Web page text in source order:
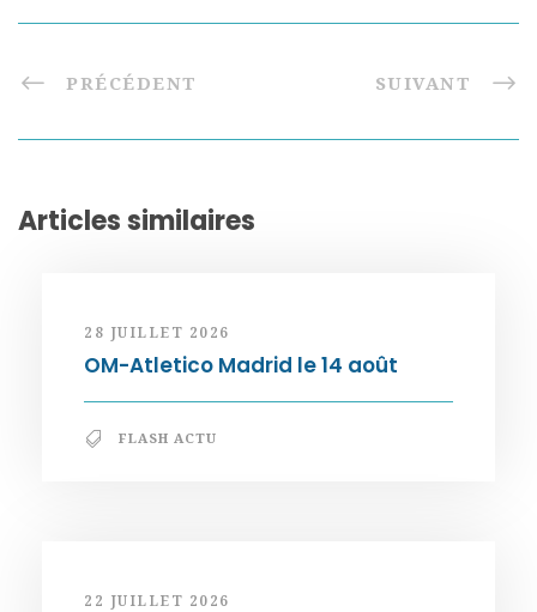
PRÉCÉDENT SUIVANT
Articles similaires
28 JUILLET 2026
OM-Atletico Madrid le 14 août
FLASH ACTU
22 JUILLET 2026